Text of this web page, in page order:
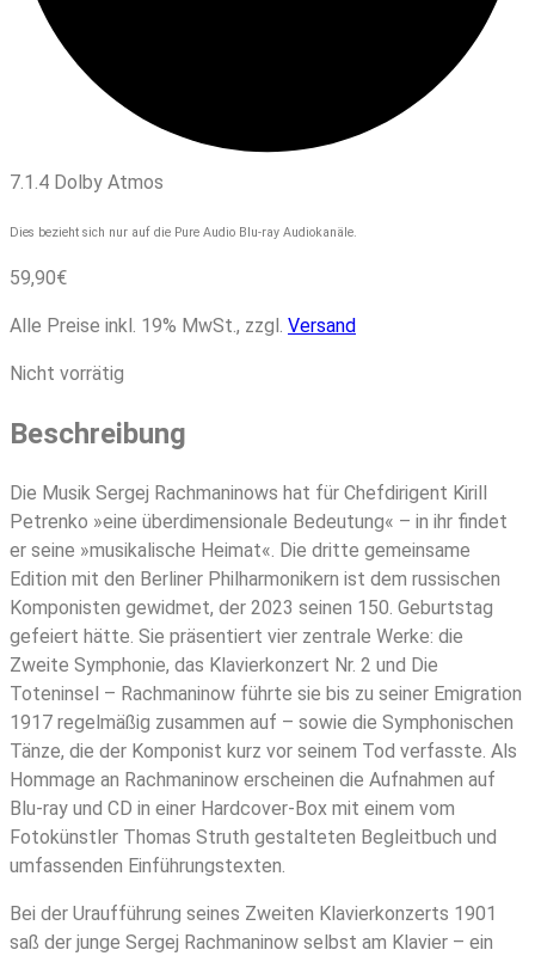
7.1.4 Dolby Atmos
Dies bezieht sich nur auf die Pure Audio Blu-ray Audiokanäle.
59,90€
Alle Preise inkl. 19% MwSt., zzgl. Versand
Nicht vorrätig
Beschreibung
Die Musik Sergej Rachmaninows hat für Chefdirigent Kirill
Petrenko »eine überdimensionale Bedeutung« – in ihr findet
er seine »musikalische Heimat«. Die dritte gemeinsame
Edition mit den Berliner Philharmonikern ist dem russischen
Komponisten gewidmet, der 2023 seinen 150. Geburtstag
gefeiert hätte. Sie präsentiert vier zentrale Werke: die
Zweite Symphonie, das Klavierkonzert Nr. 2 und Die
Toteninsel – Rachmaninow führte sie bis zu seiner Emigration
1917 regelmäßig zusammen auf – sowie die Symphonischen
Tänze, die der Komponist kurz vor seinem Tod verfasste. Als
Hommage an Rachmaninow erscheinen die Aufnahmen auf
Blu-ray und CD in einer Hardcover-Box mit einem vom
Fotokünstler Thomas Struth gestalteten Begleitbuch und
umfassenden Einführungstexten.
Bei der Uraufführung seines Zweiten Klavierkonzerts 1901
saß der junge Sergej Rachmaninow selbst am Klavier – ein